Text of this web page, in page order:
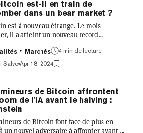
affirme que ce n'est pas si simple.
une note de jeudi citée par Bloomberg,
de JP Morgan ont déclaré que le
et le plus...
est-il en train de
dans un bear market ?
est à nouveau étrange. Le mois
il a atteint un nouveau record
après avoir fortement chuté, la
cryptomonnaie se échange à 61
$. Une définition d'un marché baissier est
dont le prix est inférieur de 20 % à son
récent. Les données de CoinGecko
que le BTC est actuellement à plus
% en dessous du nouveau sommet
en mars. Est-ce que cela signifie que
dirigeons vers...
Marchés
4 min de lecture
Salvo Apr 18, 2024
mineurs de Bitcoin affrontent
de l'IA avant le halving :
de Bitcoin font face de plus en
un nouvel adversaire à affronter avant le